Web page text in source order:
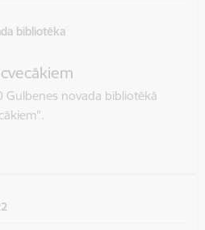
bibliotēka
Gulbenes novada bibliotēkā